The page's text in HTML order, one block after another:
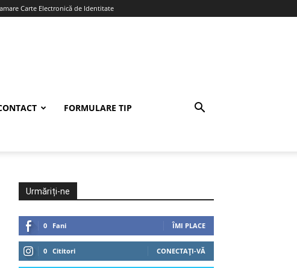
Carte Electronică de Identitate
FORMULARE TIP
Urmăriți-ne
0 Fani ÎMI PLACE
0 Cititori CONECTAȚI-VĂ